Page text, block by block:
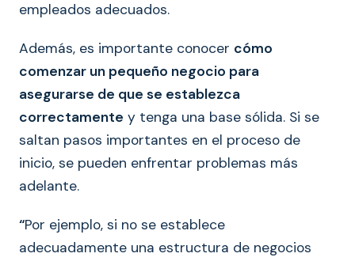
empleados adecuados.
Además, es importante conocer cómo
comenzar un pequeño negocio para
asegurarse de que se establezca
correctamente y tenga una base sólida. Si se
saltan pasos importantes en el proceso de
inicio, se pueden enfrentar problemas más
adelante.
“Por ejemplo, si no se establece
adecuadamente una estructura de negocios